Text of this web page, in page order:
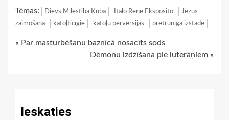
Tēmas: Dievs Mīlestība Kuba Italo Rene Eksposito
Jēzus
zaimošana
katoļticīgie katoļu perversijas pretrunīga izstāde
Continue
« Par masturbēšanu baznīcā nosacīts sods
Dēmonu izdzīšana pie luterāņiem »
Ieskaties